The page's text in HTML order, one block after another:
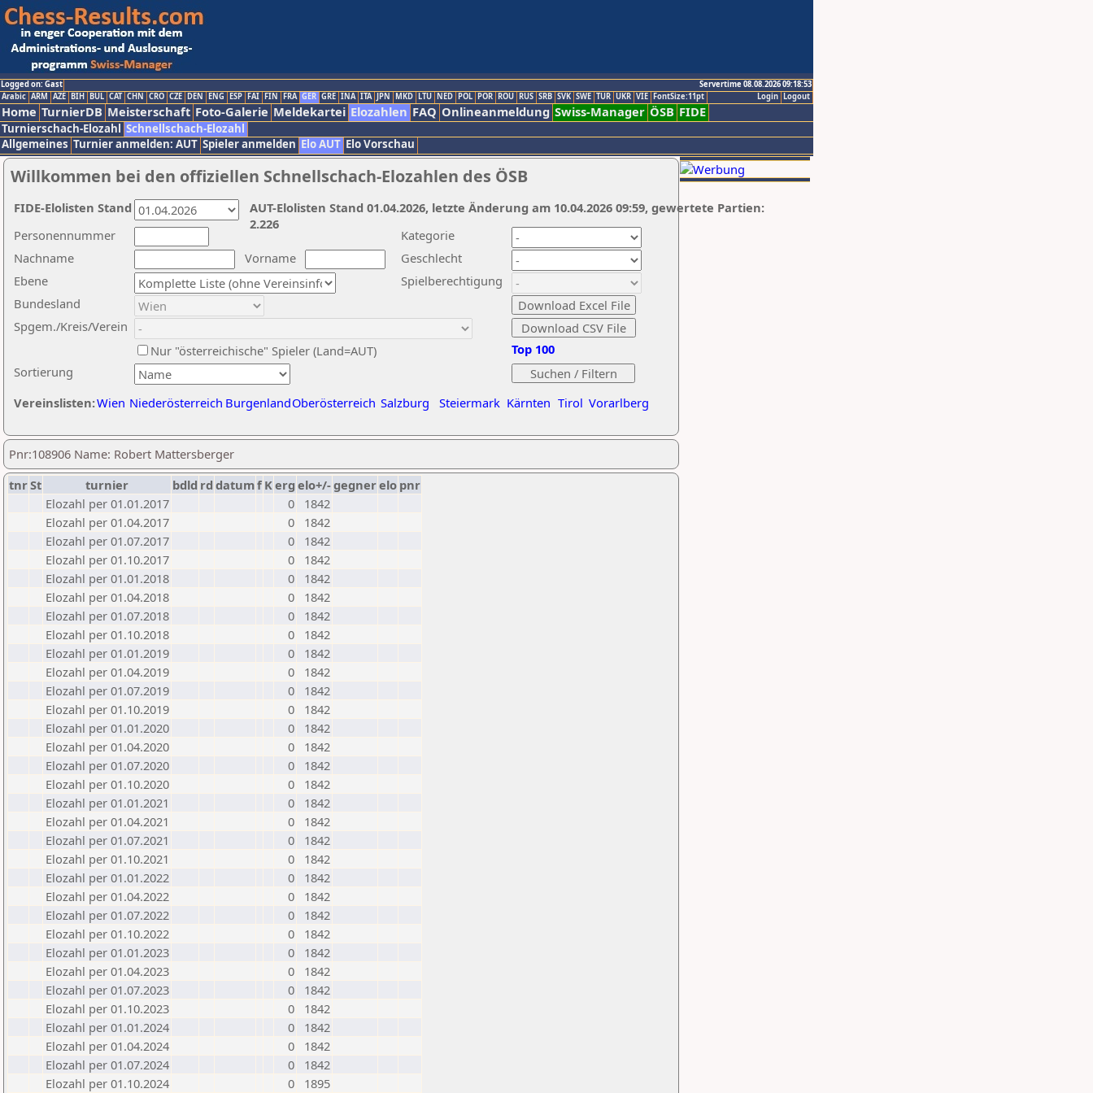
Logged on: Gast
Servertime 08.08.2026 09:18:53
Logout
Login
Arabic ARM AZE BIH BUL CAT CHN CRO CZE DEN ENG ESP FAI FIN FRA GER GRE INA ITA JPN MKD LTU NED POL POR ROU RUS SRB SVK SWE TUR UKR VIE FontSize:11pt
Home TurnierDB Meisterschaft Foto-Galerie Meldekartei Elozahlen FAQ Onlineanmeldung Swiss-Manager ÖSB FIDE
Turnierschach-Elozahl Schnellschach-Elozahl
Allgemeines Turnier anmelden: AUT Spieler anmelden Elo AUT Elo Vorschau
Willkommen bei den offiziellen Schnellschach-Elozahlen des ÖSB
Nachname
Vorname
Ebene
Kategorie
Sortierung
Personennummer
Bundesland
Spgem./Kreis/Verein
Geschlecht
Nur "österreichische" Spieler (Land=AUT)
Spielberechtigung
Vereinslisten:Wien Niederösterreich BurgenlandOberösterreich Salzburg Steiermark Kärnten Tirol Vorarlberg
Top 100
AUT-Elolisten Stand 01.04.2026, letzte Änderung am 10.04.2026 09:59, gewertete Partien:
2.226
FIDE-Elolisten Stand
Pnr:108906 Name: Robert Mattersberger
tnrSt turnier bdld rd datumf Kerg elo+/-gegnerelo pnr
Elozahl per 01.01.2017
0
1842
Elozahl per 01.04.2017
0
1842
Elozahl per 01.07.2017
0
1842
Elozahl per 01.10.2017
0
1842
Elozahl per 01.01.2018
0
1842
Elozahl per 01.04.2018
0
1842
Elozahl per 01.07.2018
0
1842
Elozahl per 01.10.2018
0
1842
Elozahl per 01.01.2019
0
1842
Elozahl per 01.04.2019
0
1842
Elozahl per 01.07.2019
0
1842
Elozahl per 01.10.2019
0
1842
Elozahl per 01.01.2020
0
1842
Elozahl per 01.04.2020
0
1842
Elozahl per 01.07.2020
0
1842
Elozahl per 01.10.2020
0
1842
Elozahl per 01.01.2021
0
1842
Elozahl per 01.04.2021
0
1842
Elozahl per 01.07.2021
0
1842
Elozahl per 01.10.2021
0
1842
Elozahl per 01.01.2022
0
1842
Elozahl per 01.04.2022
0
1842
Elozahl per 01.07.2022
0
1842
Elozahl per 01.10.2022
0
1842
Elozahl per 01.01.2023
0
1842
Elozahl per 01.04.2023
0
1842
Elozahl per 01.07.2023
0
1842
Elozahl per 01.10.2023
0
1842
Elozahl per 01.01.2024
0
1842
Elozahl per 01.04.2024
0
1842
Elozahl per 01.07.2024
0
1842
Elozahl per 01.10.2024
0 1895